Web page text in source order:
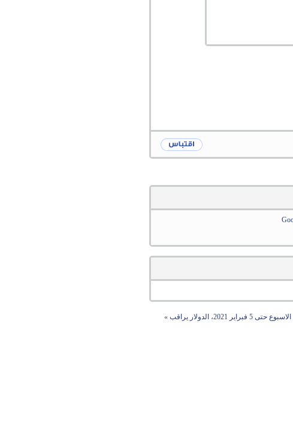
الدولار يراقب »